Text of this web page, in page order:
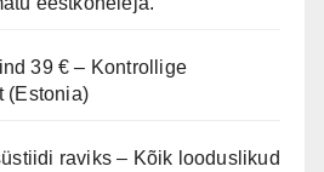
39 € – Kontrollige
(Estonia)
raviks – Kõik looduslikud